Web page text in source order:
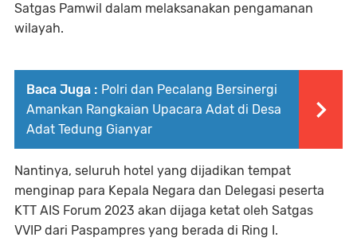
Satgas Pamwil dalam melaksanakan pengamanan
wilayah.
Baca Juga : Polri dan Pecalang Bersinergi
Amankan Rangkaian Upacara Adat di Desa
Adat Tedung Gianyar
Nantinya, seluruh hotel yang dijadikan tempat
menginap para Kepala Negara dan Delegasi peserta
KTT AIS Forum 2023 akan dijaga ketat oleh Satgas
VVIP dari Paspampres yang berada di Ring I.